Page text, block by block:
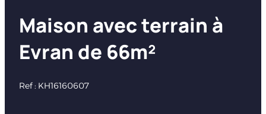
Maison avec terrain à
Evran de 66m²
Ref : KH16160607